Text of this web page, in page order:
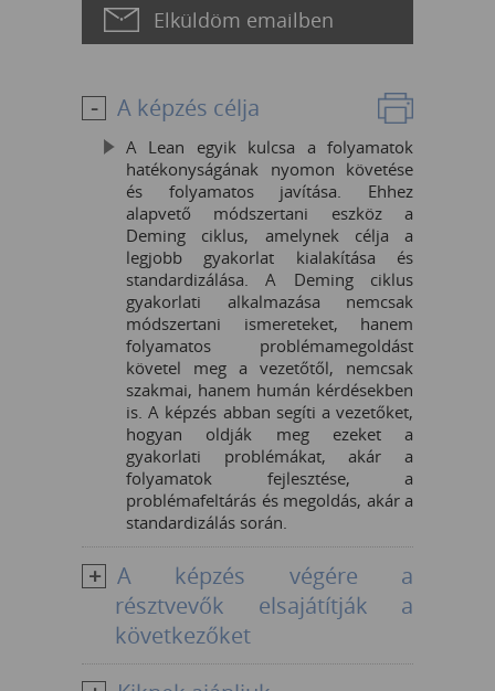
Elküldöm emailben
A képzés célja
A Lean egyik kulcsa a folyamatok
hatékonyságának nyomon követése
és folyamatos javítása. Ehhez
alapvető módszertani eszköz a
Deming ciklus, amelynek célja a
legjobb gyakorlat kialakítása és
standardizálása. A Deming ciklus
gyakorlati alkalmazása nemcsak
módszertani ismereteket, hanem
folyamatos problémamegoldást
követel meg a vezetőtől, nemcsak
szakmai, hanem humán kérdésekben
is. A képzés abban segíti a vezetőket,
hogyan oldják meg ezeket a
gyakorlati problémákat, akár a
folyamatok fejlesztése, a
problémafeltárás és megoldás, akár a
standardizálás során.
A képzés végére a
résztvevők elsajátítják a
következőket